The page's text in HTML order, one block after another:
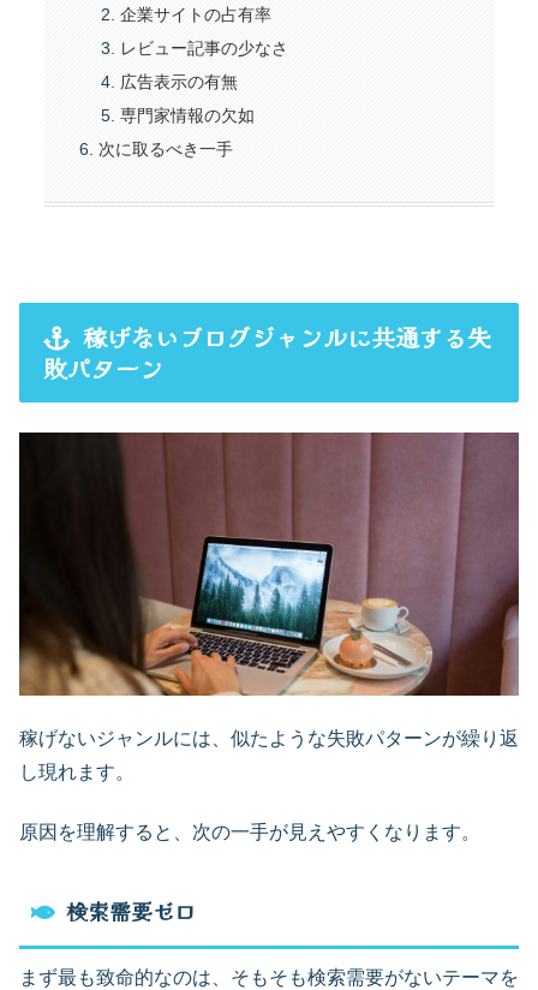
企業サイトの占有率
レビュー記事の少なさ
広告表示の有無
専門家情報の欠如
次に取るべき一手
稼げないブログジャンルに共通する失
敗パターン
稼げないジャンルには、似たような失敗パターンが繰り返
し現れます。
原因を理解すると、次の一手が見えやすくなります。
検索需要ゼロ
まず最も致命的なのは、そもそも検索需要がないテーマを